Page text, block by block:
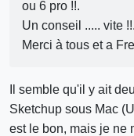
ou 6 pro !!.
Un conseil ..... vite !!.
Merci à tous et a
Il semble qu'il y ait
Sketchup sous Mac
est le bon, mais je ne